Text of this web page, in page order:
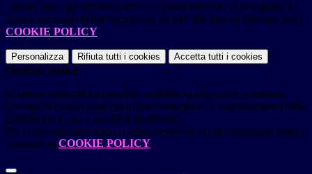
Questo sito o gli strumenti terzi da questo utilizzati si avvalgono di
cookie necessari al funzionamento ed utili alle finalità illustrate nella
COOKIE POLICY.
Personalizza Rifiuta tutti i cookies Accetta tutti i cookies
Gestione cookie
In questa schermata è possibile scegliere quali cookie consentire.
I cookie necessari sono quelli che consentono il funzionamento della
piattaforma e non è possibile disabilitarli.
Per conoscere quali sono i cookie necessari al funzionamento potete
visionare la COOKIE POLICY.